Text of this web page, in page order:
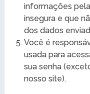
informações
insegura e que
dos dados
Você é
usada para
sua senha
nosso site).